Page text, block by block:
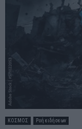
ΚΟΣΜΟΣ Ροή ειδήσεων